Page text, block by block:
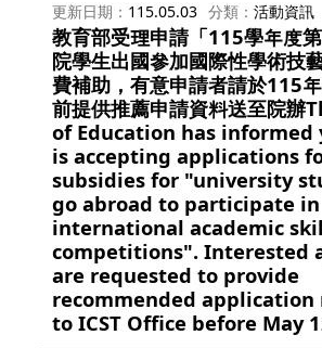
更新日期 115.05.03 分類 活動資訊
教育部受理申請「115學年度
院學生出國參加國際性學術技
費補助，有意申請者請於115
前提供推薦申請資料送至院
of Education has
is accepting applications
subsidies for "university
go abroad to participate in
international academic
competitions". Interested
are requested to provide
recommended
to ICST Office before May